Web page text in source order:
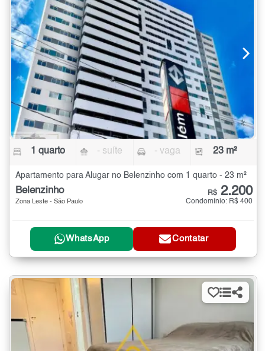
1 quarto - suíte - vaga 23 m²
Apartamento para Alugar no Belenzinho com 1 quarto - 23 m²
Belenzinho
Zona Leste - São Paulo
R$ 2.200
Condomínio: R$ 400
WhatsApp Contatar